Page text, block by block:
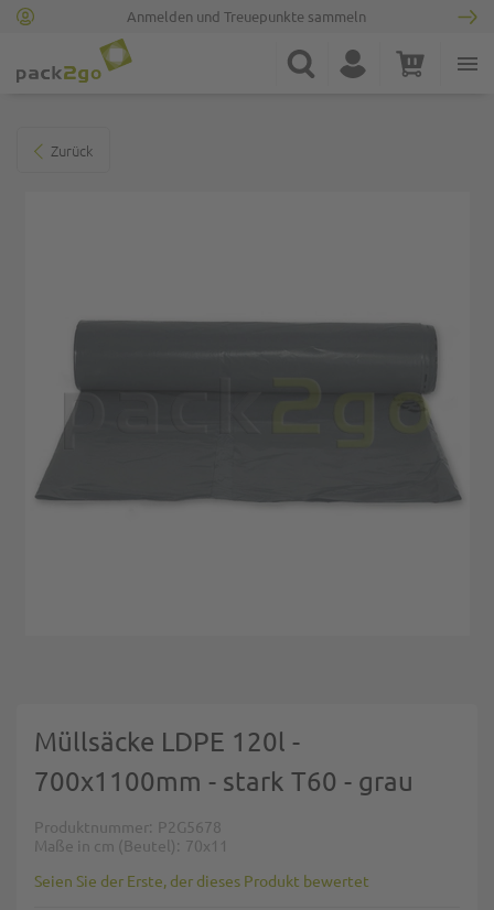
Anmelden und Treuepunkte sammeln
Suche Konto Warenkorb
Zurück
Müllsäcke LDPE 120l -
700x1100mm - stark T60 - grau
Produktnummer P2G5678
Maße in cm (Beutel)
70x11
Seien Sie der Erste, der dieses Produkt bewertet